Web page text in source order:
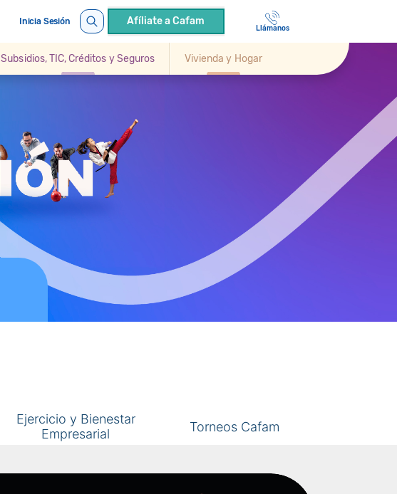
Llámanos
Inicia Sesión Afíliate a Cafam
Subsidios, TIC, Créditos y Seguros Vivienda y Hogar
Ejercicio y Bienestar
Empresarial
Torneos Cafam​